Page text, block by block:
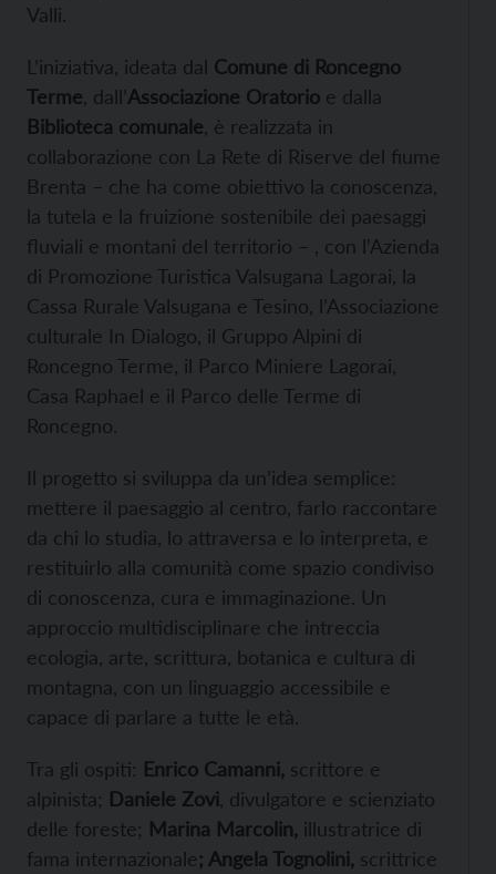
Valli.
L’iniziativa, ideata dal Comune di Roncegno
Terme , dall’Associazione Oratorio e dalla
Biblioteca comunale , è realizzata in
collaborazione con La Rete di Riserve del fiume
Brenta – che ha come obiettivo la conoscenza,
la tutela e la fruizione sostenibile dei paesaggi
fluviali e montani del territorio – , con l’Azienda
di Promozione Turistica Valsugana Lagorai, la
Cassa Rurale Valsugana e Tesino, l’Associazione
culturale In Dialogo, il Gruppo Alpini di
Roncegno Terme, il Parco Miniere Lagorai,
Casa Raphael e il Parco delle Terme di
Roncegno.
Il progetto si sviluppa da un’idea semplice:
mettere il paesaggio al centro, farlo raccontare
da chi lo studia, lo attraversa e lo interpreta, e
restituirlo alla comunità come spazio condiviso
di conoscenza, cura e immaginazione. Un
approccio multidisciplinare che intreccia
ecologia, arte, scrittura, botanica e cultura di
montagna, con un linguaggio accessibile e
capace di parlare a tutte le età.
Tra gli ospiti: Enrico Camanni, scrittore e
alpinista; Daniele Zovi , divulgatore e scienziato
delle foreste; Marina Marcolin, illustratrice di
fama internazionale; Angela Tognolini, scrittrice